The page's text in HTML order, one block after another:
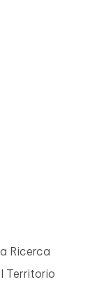
Ricerca
Territorio